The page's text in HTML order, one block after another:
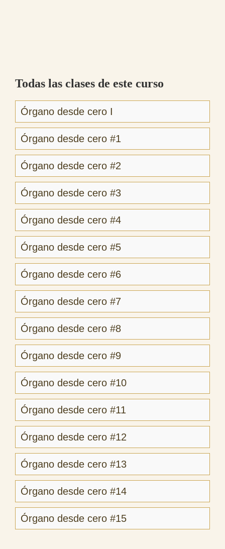
Todas las clases de este curso
Órgano desde cero I
Órgano desde cero #1
Órgano desde cero #2
Órgano desde cero #3
Órgano desde cero #4
Órgano desde cero #5
Órgano desde cero #6
Órgano desde cero #7
Órgano desde cero #8
Órgano desde cero #9
Órgano desde cero #10
Órgano desde cero #11
Órgano desde cero #12
Órgano desde cero #13
Órgano desde cero #14
Órgano desde cero #15